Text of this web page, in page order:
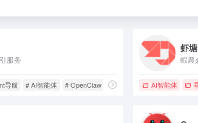
服务
导航 # AI智能体 # OpenClaw
虾
蝦農
AI智能体